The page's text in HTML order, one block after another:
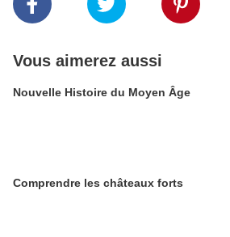
Vous aimerez aussi
Nouvelle Histoire du Moyen Âge
Comprendre les châteaux forts